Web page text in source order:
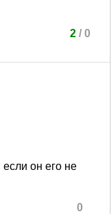
2/ 0
он его не
0